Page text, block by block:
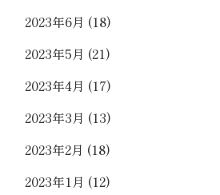
2023年6月 (18)
2023年5月 (21)
2023年4月 (17)
2023年3月 (13)
2023年2月 (18)
2023年1月 (12)